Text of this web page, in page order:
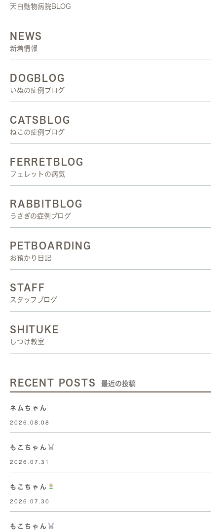
天白動物病院BLOG
NEWS
新着情報
DOGBLOG
いぬの症例ブログ
CATSBLOG
ねこの症例ブログ
FERRETBLOG
フェレットの病気
RABBITBLOG
うさぎの症例ブログ
PETBOARDING
お預かり日記
STAFF
スタッフブログ
SHITUKE
しつけ教室
RECENT POSTS 最近の投稿
ネムちゃん
2026.08.08
もこちゃん
2026.07.31
もこちゃん
2026.07.30
もこちゃん